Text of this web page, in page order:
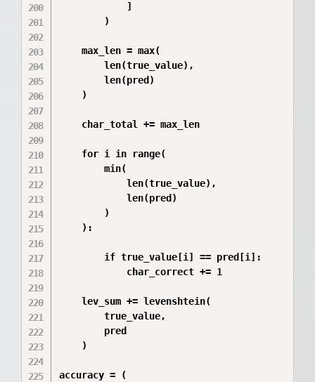
            ]
        )
    max_len = max(
        len(true_value),
        len(pred)
    )
    char_total += max_len
    for i in range(
        min(
            len(true_value),
            len(pred)
        )
    ):
        if true_value[i] == pred[i]:
            char_correct += 1
    lev_sum += levenshtein(
        true_value,
        pred
    )
accuracy = (